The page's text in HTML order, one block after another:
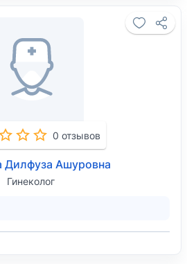
0 отзывов
Дилфуза Ашуровна
Гинеколог